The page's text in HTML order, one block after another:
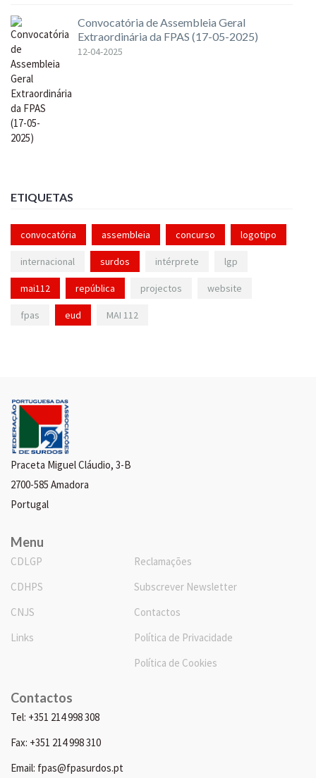
Convocatória de Assembleia Geral
Extraordinária da FPAS (17-05-2025)
12-04-2025
ETIQUETAS
convocatória assembleia concurso logotipo
internacional surdos intérprete lgp
mai112 república projectos website
fpas eud MAI 112
Praceta Miguel Cláudio, 3-B
2700-585 Amadora
Portugal
Menu
CDLGP
CDHPS
CNJS
Links
Reclamações
Subscrever Newsletter
Contactos
Política de Privacidade
Política de Cookies
Contactos
Tel: +351 214 998 308
Fax: +351 214 998 310
Email: fpas@fpasurdos.pt